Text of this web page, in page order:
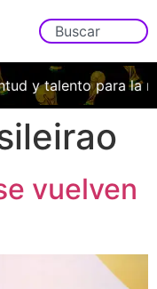
y talento para la
vuelven